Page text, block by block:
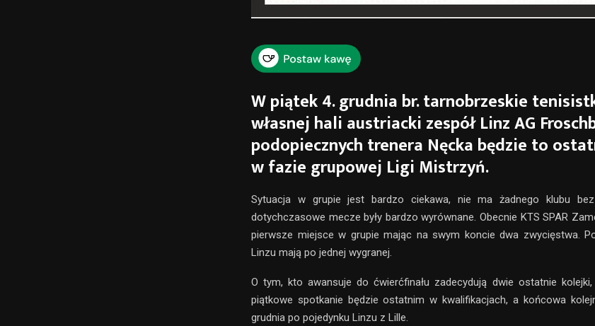
W piątek 4. grudnia br. tarnobrzeskie
własnej hali austriacki zespół Linz AG
podopiecznych trenera Nęcka będzie to
w fazie grupowej Ligi Mistrzyń.
Sytuacja w grupie jest bardzo ciekawa, nie ma żadnego klubu
dotychczasowe mecze były bardzo wyrównane. Obecnie KTS SPAR
pierwsze miejsce w grupie mając na swym koncie dwa zwycięstwa.
Linzu mają po jednej wygranej.
O tym, kto awansuje do ćwierćfinału zadecydują dwie ostatnie
piątkowe spotkanie będzie ostatnim w kwalifikacjach, a końcowa
grudnia po pojedynku Linzu z Lille.